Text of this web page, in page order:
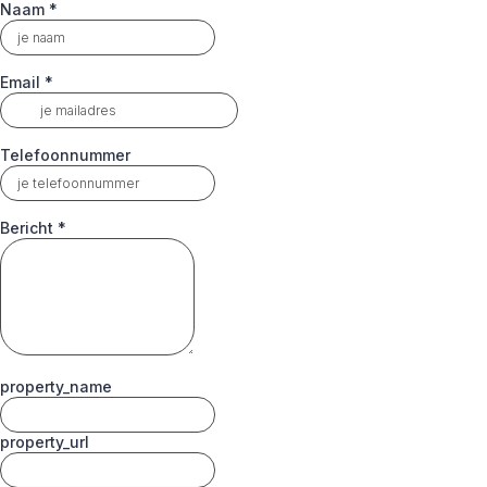
Naam *
Email *
Telefoonnummer
Bericht *
property_name
property_url